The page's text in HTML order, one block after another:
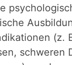
(z.
schweren